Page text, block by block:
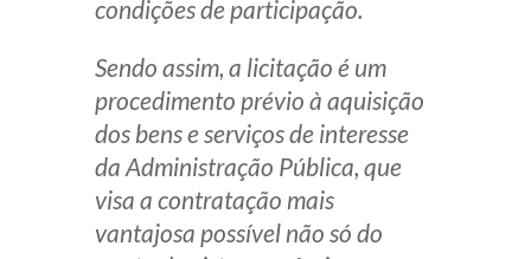
Zênite Online
Zênite in Company
Diferenciais
Receba por RSS
condições de participação.
Sendo assim, a licitação é um
procedimento prévio à aquisição
dos bens e serviços de interesse
da Administração Pública, que
visa a contratação mais
vantajosa possível não só do